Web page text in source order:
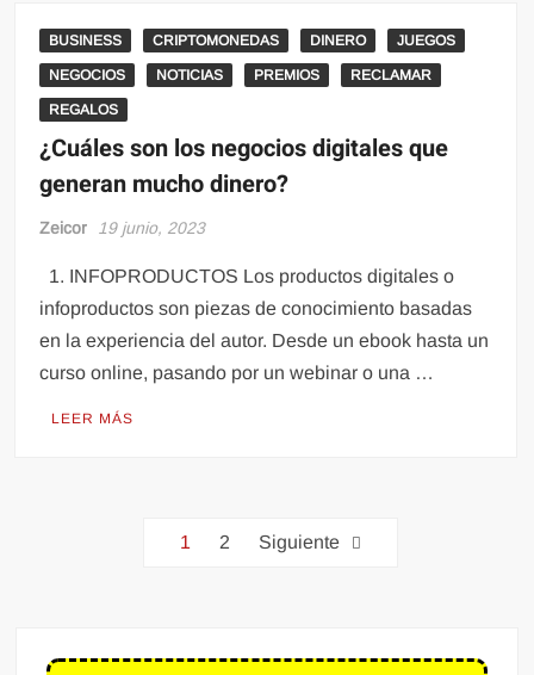
BUSINESS CRIPTOMONEDAS DINERO JUEGOS
NEGOCIOS NOTICIAS PREMIOS RECLAMAR
REGALOS
¿Cuáles son los negocios digitales que
generan mucho dinero?
Zeicor 19 junio, 2023
1. INFOPRODUCTOS Los productos digitales o
infoproductos son piezas de conocimiento basadas
en la experiencia del autor. Desde un ebook hasta un
curso online, pasando por un webinar o una …
LEER MÁS
1 2 Siguiente